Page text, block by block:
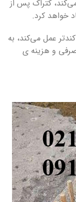
کتراک پس از
کرد.
عمل می‌کند، به
و هزینه‌ ی